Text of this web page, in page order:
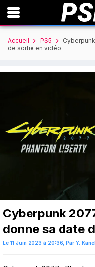
Accueil PS5
de sortie en vidéo
Cyberpunk
donne sa date
Le 11 Juin 2023 à 20:36, Par Y.